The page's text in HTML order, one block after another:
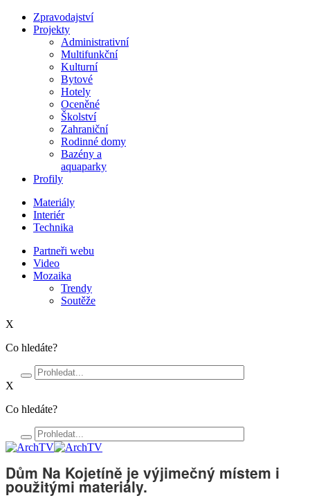
Zpravodajství
Projekty
Administrativní
Multifunkční
Kulturní
Bytové
Hotely
Oceněné
Školství
Zahraniční
Rodinné domy
Bazény a
aquaparky
Profily
Materiály
Interiér
Technika
Partneři webu
Video
Mozaika
Trendy
Soutěže
X
Co hledáte?
X
Co hledáte?
Dům Na Kojetíně je výjimečný místem i
použitými materiály.